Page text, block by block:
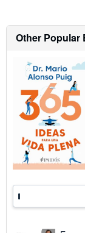
Other Popular